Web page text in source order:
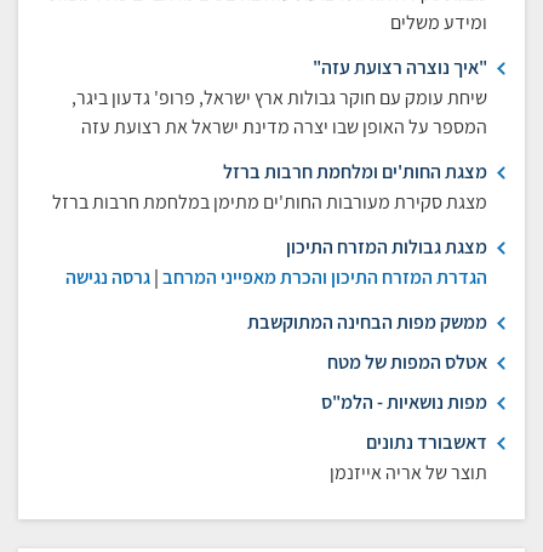
ומידע משלים
"איך נוצרה רצועת עזה"
שיחת עומק עם חוקר גבולות ארץ ישראל, פרופ' גדעון ביגר,
המספר על האופן שבו יצרה מדינת ישראל את רצועת עזה
מצגת החות'ים ומלחמת חרבות ברזל
מצגת סקירת מעורבות החות'ים מתימן במלחמת חרבות ברזל
מצגת גבולות המזרח התיכון
הגדרת המזרח התיכון והכרת מאפייני המרחב|גרסה נגישה
ממשק מפות הבחינה המתוקשבת
אטלס המפות של מטח
מפות נושאיות - הלמ"ס
דאשבורד נתונים
תוצר של אריה אייזנמן